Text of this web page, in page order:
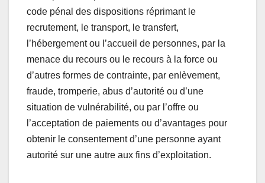
code pénal des dispositions réprimant le
recrutement, le transport, le transfert,
l’hébergement ou l’accueil de personnes, par la
menace du recours ou le recours à la force ou
d’autres formes de contrainte, par enlèvement,
fraude, tromperie, abus d’autorité ou d’une
situation de vulnérabilité, ou par l’offre ou
l’acceptation de paiements ou d’avantages pour
obtenir le consentement d’une personne ayant
autorité sur une autre aux fins d’exploitation.